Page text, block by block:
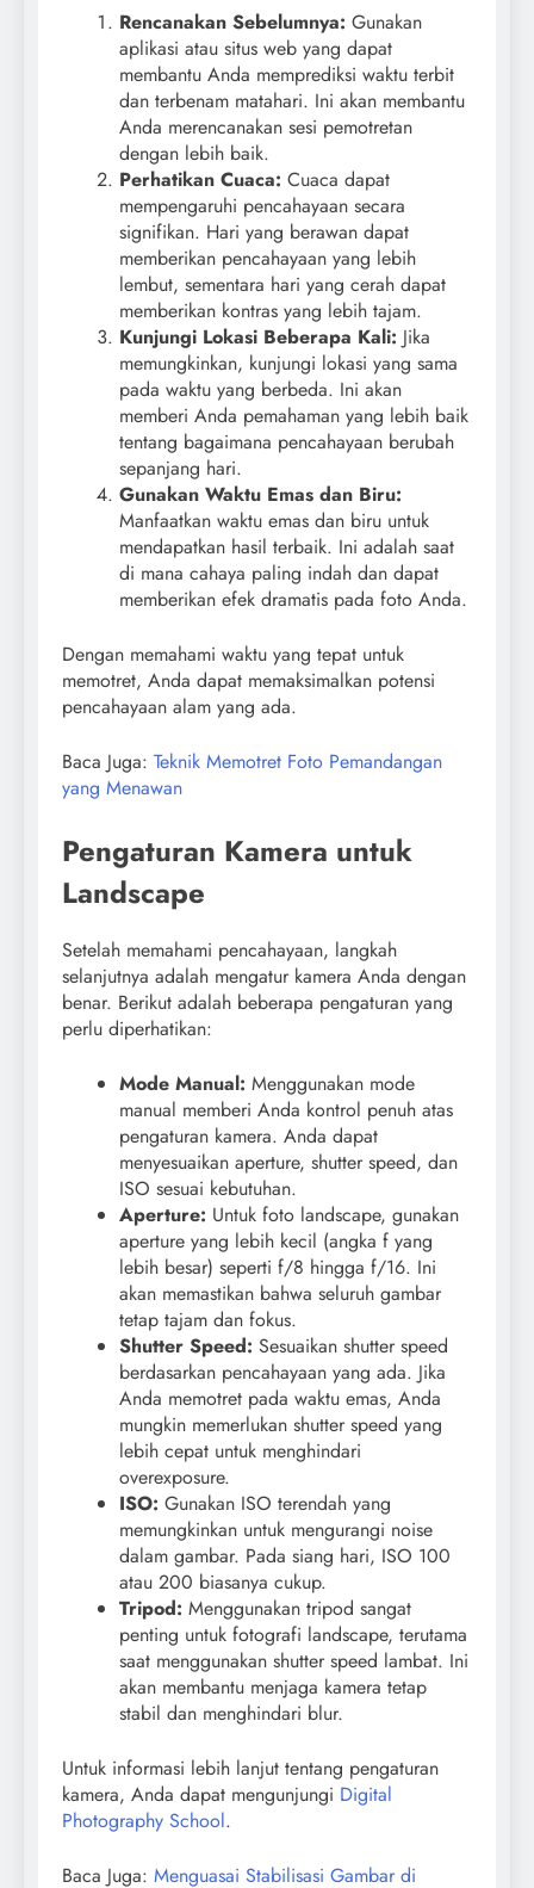
Rencanakan Sebelumnya: Gunakan
aplikasi atau situs web yang dapat
membantu Anda memprediksi waktu terbit
dan terbenam matahari. Ini akan membantu
Anda merencanakan sesi pemotretan
dengan lebih baik.
Perhatikan Cuaca: Cuaca dapat
mempengaruhi pencahayaan secara
signifikan. Hari yang berawan dapat
memberikan pencahayaan yang lebih
lembut, sementara hari yang cerah dapat
memberikan kontras yang lebih tajam.
Kunjungi Lokasi Beberapa Kali: Jika
memungkinkan, kunjungi lokasi yang sama
pada waktu yang berbeda. Ini akan
memberi Anda pemahaman yang lebih baik
tentang bagaimana pencahayaan berubah
sepanjang hari.
Gunakan Waktu Emas dan Biru:
Manfaatkan waktu emas dan biru untuk
mendapatkan hasil terbaik. Ini adalah saat
di mana cahaya paling indah dan dapat
memberikan efek dramatis pada foto Anda.
Dengan memahami waktu yang tepat untuk
memotret, Anda dapat memaksimalkan potensi
pencahayaan alam yang ada.
Baca Juga: Teknik Memotret Foto Pemandangan
yang Menawan
Pengaturan Kamera untuk
Landscape
Setelah memahami pencahayaan, langkah
selanjutnya adalah mengatur kamera Anda dengan
benar. Berikut adalah beberapa pengaturan yang
perlu diperhatikan:
Mode Manual: Menggunakan mode
manual memberi Anda kontrol penuh atas
pengaturan kamera. Anda dapat
menyesuaikan aperture, shutter speed, dan
ISO sesuai kebutuhan.
Aperture: Untuk foto landscape, gunakan
aperture yang lebih kecil (angka f yang
lebih besar) seperti f/8 hingga f/16. Ini
akan memastikan bahwa seluruh gambar
tetap tajam dan fokus.
Shutter Speed: Sesuaikan shutter speed
berdasarkan pencahayaan yang ada. Jika
Anda memotret pada waktu emas, Anda
mungkin memerlukan shutter speed yang
lebih cepat untuk menghindari
overexposure.
ISO: Gunakan ISO terendah yang
memungkinkan untuk mengurangi noise
dalam gambar. Pada siang hari, ISO 100
atau 200 biasanya cukup.
Tripod: Menggunakan tripod sangat
penting untuk fotografi landscape, terutama
saat menggunakan shutter speed lambat. Ini
akan membantu menjaga kamera tetap
stabil dan menghindari blur.
Untuk informasi lebih lanjut tentang pengaturan
kamera, Anda dapat mengunjungi Digital
Photography School.
Baca Juga: Menguasai Stabilisasi Gambar di